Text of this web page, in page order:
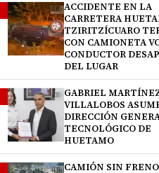
ACCIDENTE EN LA
CARRETERA
TZIRITZÍCUARO
CON CAMIONETA
CONDUCTOR
DEL LUGAR
GABRIEL
VILLALOBOS
DIRECCIÓN
TECNOLÓGICO DE
HUETAMO
CAMIÓN SIN